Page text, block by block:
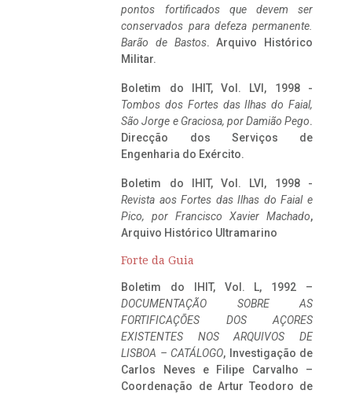
pontos fortificados que devem ser
conservados para defeza permanente.
Barão de Bastos. Arquivo Histórico
Militar.
Boletim do IHIT, Vol. LVI, 1998 -
Tombos dos Fortes das Ilhas do Faial,
São Jorge e Graciosa, por Damião Pego.
Direcção dos Serviços de
Engenharia do Exército.
Boletim do IHIT, Vol. LVI, 1998 -
Revista aos Fortes das Ilhas do Faial e
Pico, por Francisco Xavier Machado,
Arquivo Histórico Ultramarino
Forte da Guia
Boletim do IHIT, Vol. L, 1992 –
DOCUMENTAÇÃO SOBRE AS
FORTIFICAÇÕES DOS AÇORES
EXISTENTES NOS ARQUIVOS DE
LISBOA – CATÁLOGO, Investigação de
Carlos Neves e Filipe Carvalho –
Coordenação de Artur Teodoro de